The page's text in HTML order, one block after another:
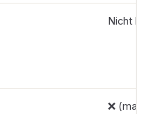
Nicht
❌